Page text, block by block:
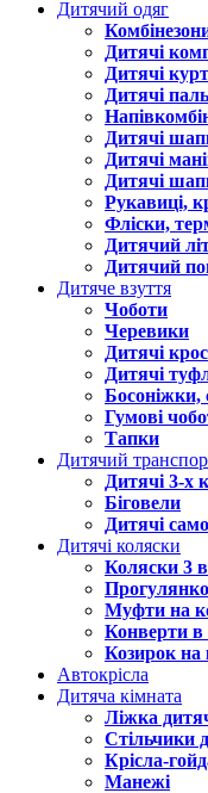
Дитячий одяг
Дитячі
Дитячі
Дитячі
Дитячі
Дитячі
Дитячі
Рукавиці,
Фліски,
Дитячий
Дитячий
Дитяче взуття
Чоботи
Черевики
Дитячі
Дитячі
Босоніжки,
Гумові
Тапки
Дитячий
Дитячі 3-х
Біговели
Дитячі
Дитячі коляски
Коляски 3
Муфти на
Конверти в
Козирок на
Автокрісла
Дитяча кімната
Ліжка
Стільчики
Крісла-
Манежі